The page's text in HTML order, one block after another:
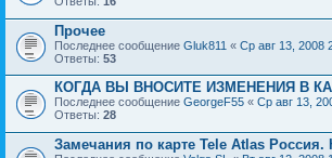
Прочее
Последнее сообщение Gluk811 « Ср авг 13, 2008
Ответы: 53
КОГДА ВЫ ВНОСИТЕ ИЗМЕНЕНИЯ В
Последнее сообщение GeorgeF55 « Ср авг 13,
Ответы: 28
Замечания по карте Tele Atlas Россия.